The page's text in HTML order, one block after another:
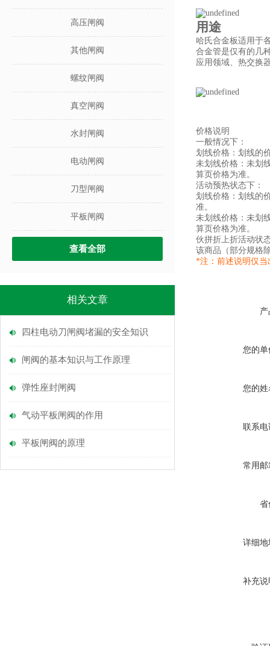
高压闸阀
其他闸阀
螺纹闸阀
真空闸阀
水封闸阀
电动闸阀
刀型闸阀
平板闸阀
查看全部
相关文章
四柱电动刀闸阀堵漏的安全知识
闸阀的基本知识与工作原理
弹性座封闸阀
气动平板闸阀的作用
平板闸阀的原理
用途
哈氏合金板适用于
合金管是仅有的几
应用领域、热交换
价格说明
一般情况下：
划线价格：划线的
未划线价格：未划
算页价格为准。
活动预热状态下：
划线价格：划线的
准。
未划线价格：未划
算页价格为准。
伙拼折上折活动状
该商品（部分规格
*注：前述说明仅当
您的单
您的姓
联系电
常用邮
省
详细地
补充说